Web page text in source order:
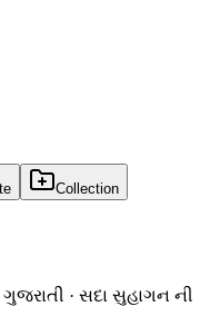
Collection
ગુજરાતી · સદા સુહાગન ની